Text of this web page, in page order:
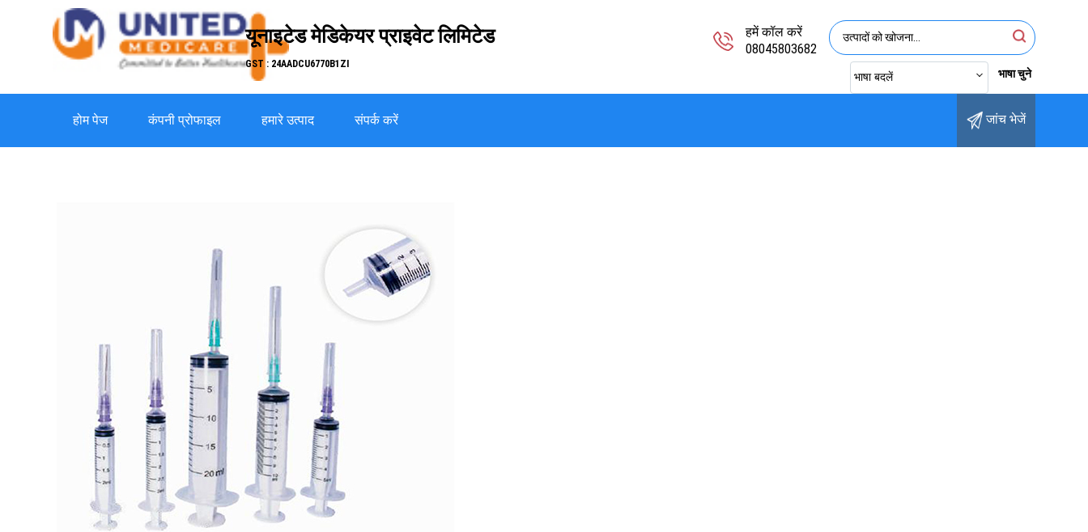
यूनाइटेड मेडिकेयर प्राइवेट लिमिटेड
GST : 24AADCU6770B1ZI
हमें कॉल करें
08045803682
भाषा बदलें भाषा चुने
होम पेज कंपनी प्रोफाइल हमारे उत्पाद संपर्क करें जांच भेजें